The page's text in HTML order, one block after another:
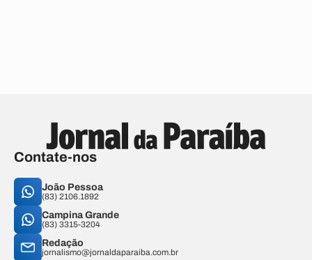
Contate-nos
João Pessoa
(83) 2106.1892
Campina Grande
(83) 3315-3204
Redação
jornalismo@jornaldaparaiba.com.br